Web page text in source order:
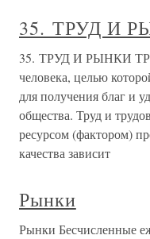
35. ТРУД И
35. ТРУД И РЫНКИ
человека, целью
для получения благ и
общества. Труд и
ресурсом (фактором)
качества зависит
Рынки
Рынки Бесчисленные